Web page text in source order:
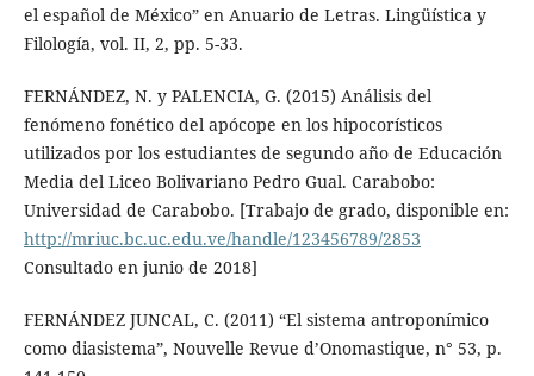
el español de México” en Anuario de Letras. Lingüística y
Filología, vol. II, 2, pp. 5-33.
FERNÁNDEZ, N. y PALENCIA, G. (2015) Análisis del
fenómeno fonético del apócope en los hipocorísticos
utilizados por los estudiantes de segundo año de Educación
Media del Liceo Bolivariano Pedro Gual. Carabobo:
Universidad de Carabobo. [Trabajo de grado, disponible en:
http://mriuc.bc.uc.edu.ve/handle/123456789/2853
Consultado en junio de 2018]
FERNÁNDEZ JUNCAL, C. (2011) “El sistema antroponímico
como diasistema”, Nouvelle Revue d’Onomastique, n° 53, p.